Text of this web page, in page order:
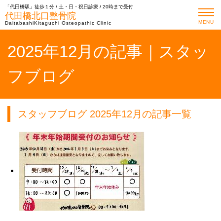
「代田橋駅」徒歩１分 / 土・日・祝日診療 / 20時まで受付
代田橋北口整骨院
DaitabashiKitaguchi Osteopathic Clinic MENU
2025年12月の記事｜スタッ
フブログ
スタッフブログ 2025年12月の記事一覧